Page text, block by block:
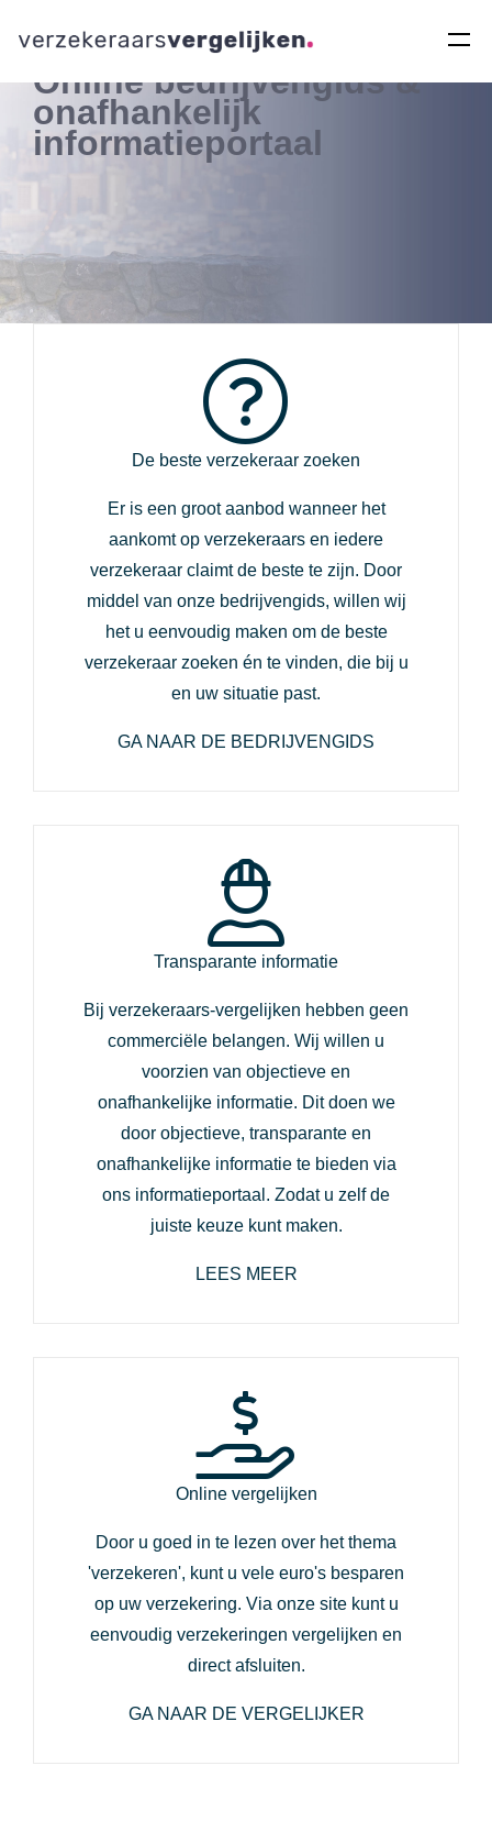
Online bedrijvengids &
onafhankelijk
informatieportaal
De beste verzekeraar zoeken
Er is een groot aanbod wanneer het
aankomt op verzekeraars en iedere
verzekeraar claimt de beste te zijn. Door
middel van onze bedrijvengids, willen wij
het u eenvoudig maken om de beste
verzekeraar zoeken én te vinden, die bij u
en uw situatie past.
GA NAAR DE BEDRIJVENGIDS
Transparante informatie
Bij verzekeraars-vergelijken hebben geen
commerciële belangen. Wij willen u
voorzien van objectieve en
onafhankelijke informatie. Dit doen we
door objectieve, transparante en
onafhankelijke informatie te bieden via
ons informatieportaal. Zodat u zelf de
juiste keuze kunt maken.
LEES MEER
Online vergelijken
Door u goed in te lezen over het thema
'verzekeren', kunt u vele euro's besparen
op uw verzekering. Via onze site kunt u
eenvoudig verzekeringen vergelijken en
direct afsluiten.
GA NAAR DE VERGELIJKER